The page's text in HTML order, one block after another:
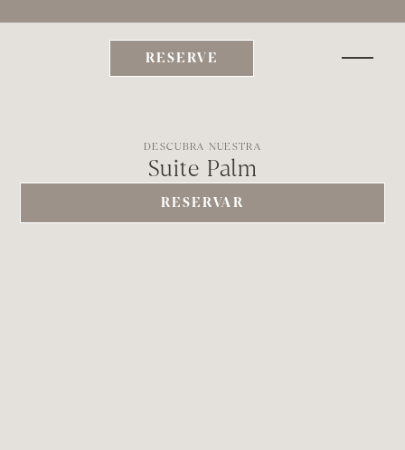
RESERVE
DESCUBRA NUESTRA
Suite Palm
RESERVAR